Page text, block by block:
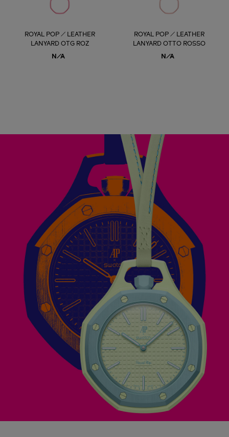
ROYAL POP / LEATHER
LANYARD OTG ROZ
N/A
ROYAL POP / LEATHER
LANYARD OTTO ROSSO
N/A